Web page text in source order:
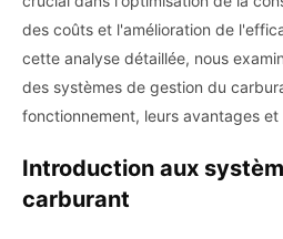
des coûts et l'amélioration de
cette analyse détaillée, nous
des systèmes de gestion du
fonctionnement, leurs avantages
Introduction aux
carburant